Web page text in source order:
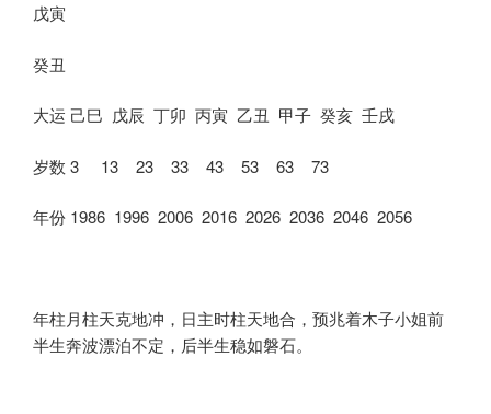
戊寅
癸丑
大运 己巳 戊辰 丁卯 丙寅 乙丑 甲子 癸亥 壬戌
岁数 3 13 23 33 43 53 63 73
年份 1986 1996 2006 2016 2026 2036 2046 2056
年柱月柱天克地冲，日主时柱天地合，预兆着木子小姐前
半生奔波漂泊不定，后半生稳如磐石。